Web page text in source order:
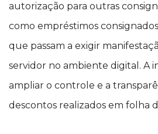
autorização para outras
como empréstimos
que passam a exigir
servidor no ambiente digital. A
ampliar o controle e a
descontos realizados em folha